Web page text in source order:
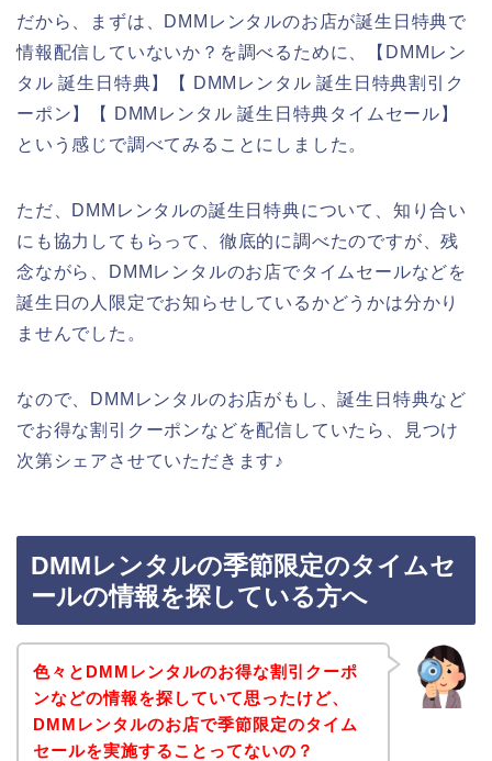
だから、まずは、DMMレンタルのお店が誕生日特典で
情報配信していないか？を調べるために、【DMMレン
タル 誕生日特典】【 DMMレンタル 誕生日特典割引ク
ーポン】【 DMMレンタル 誕生日特典タイムセール】
という感じで調べてみることにしました。
ただ、DMMレンタルの誕生日特典について、知り合い
にも協力してもらって、徹底的に調べたのですが、残
念ながら、DMMレンタルのお店でタイムセールなどを
誕生日の人限定でお知らせしているかどうかは分かり
ませんでした。
なので、DMMレンタルのお店がもし、誕生日特典など
でお得な割引クーポンなどを配信していたら、見つけ
次第シェアさせていただきます♪
DMMレンタルの季節限定のタイムセ
ールの情報を探している方へ
色々とDMMレンタルのお得な割引クーポ
ンなどの情報を探していて思ったけど、
DMMレンタルのお店で季節限定のタイム
セールを実施することってないの？